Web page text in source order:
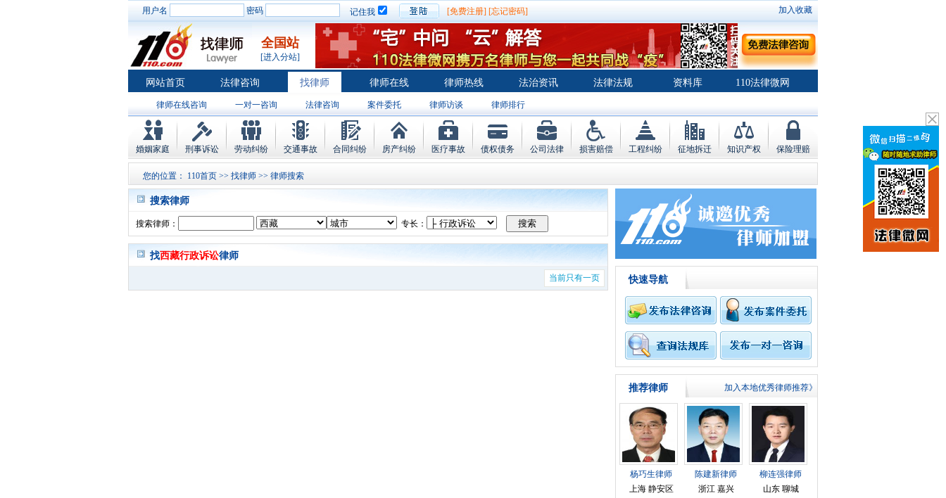
用户名 密码 记住我 [免费注册] [忘记密码] 加入收藏
全国站
[进入分站]
网站首页 法律咨询 找律师 律师在线 律师热线 法治资讯 法律法规 资料库 110法律微网
律师在线咨询 一对一咨询 法律咨询 案件委托 律师访谈 律师排行
婚姻家庭 刑事诉讼 劳动纠纷 交通事故 合同纠纷 房产纠纷 医疗事故 债权债务 公司法律 损害赔偿 工程纠纷 征地拆迁 知识产权 保险理赔
您的位置： 110首页 >> 找律师 >> 律师搜索
搜索律师
搜索律师： 专长：
找西藏行政诉讼律师
当前只有一页 快速导航
推荐律师 加入本地优秀律师推荐》
杨巧生律师
上海 静安区
陈建新律师
浙江 嘉兴
柳连强律师
山东 聊城